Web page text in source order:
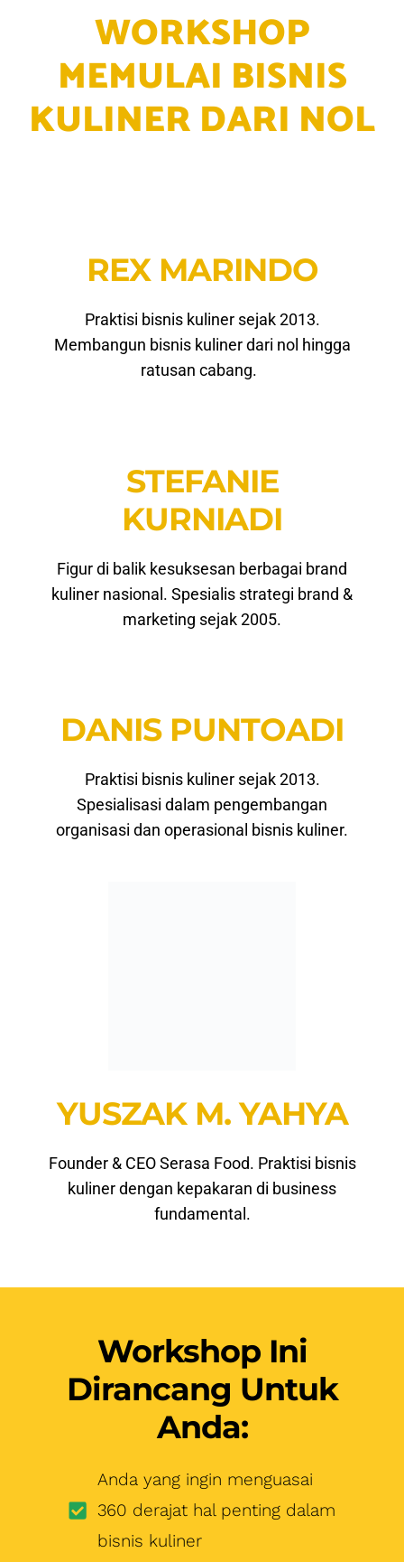
WORKSHOP
MEMULAI BISNIS
KULINER DARI NOL
REX MARINDO
Praktisi bisnis kuliner sejak 2013.
Membangun bisnis kuliner dari nol hingga
ratusan cabang.
STEFANIE
KURNIADI
Figur di balik kesuksesan berbagai brand
kuliner nasional. Spesialis strategi brand &
marketing sejak 2005.
DANIS PUNTOADI
Praktisi bisnis kuliner sejak 2013.
Spesialisasi dalam pengembangan
organisasi dan operasional bisnis kuliner.
Workshop Ini
Dirancang Untuk
360 derajat hal penting dalam
bisnis kuliner
Anda yang tidak ingin rugi
konyol puluhan hingga
belum tau ilmunya
Anda yang ingin puas
mendengarkan ilmu dan